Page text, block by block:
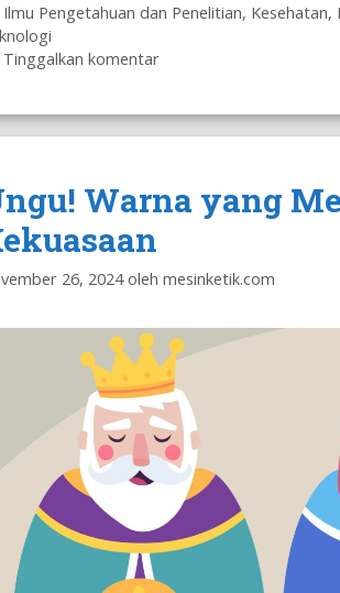
Kategori
Ilmu Pengetahuan dan Penelitian, Kesehatan,
Tinggalkan komentar
Warna yang
26, 2024 oleh mesinketik.com